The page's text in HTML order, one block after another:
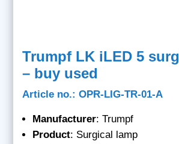
Trumpf LK iLED 5
– buy used
Article no.: OPR-LIG-TR-01-A
Manufacturer: Trumpf
Product: Surgical lamp